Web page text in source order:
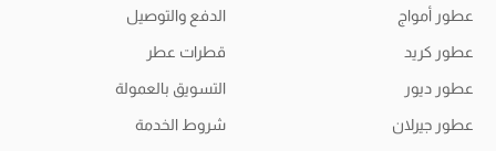
عطور أمواج
عطور كريد
عطور ديور
عطور جيرلان
الدفع والتوصيل
قطرات عطر
التسويق بالعمولة
شروط الخدمة